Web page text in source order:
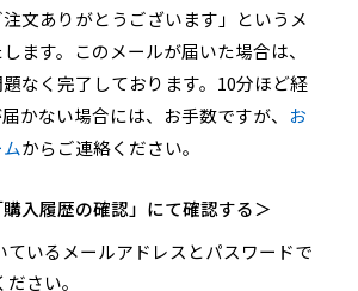
文ありがとうございます」というメ
ます。このメールが届いた場合は、
なく完了しております。10分ほど経
かない場合には、お手数ですが、 お
からご連絡ください。
入履歴の確認」にて確認する＞
ているメールアドレスとパスワードで
さい。